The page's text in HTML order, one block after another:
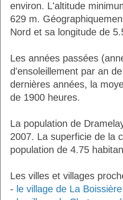
environ. L'altitude
629 m.
Nord et sa longitude de
Les années passées
d'ensoleillement par an
dernières années, la
de 1900 heures.
La population de
2007. La superficie de la
population de 4.75
Les villes et villages
- le village de La